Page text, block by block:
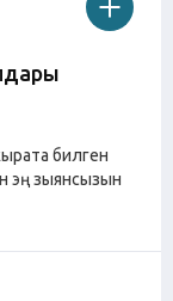
билген
эң зыянсызын